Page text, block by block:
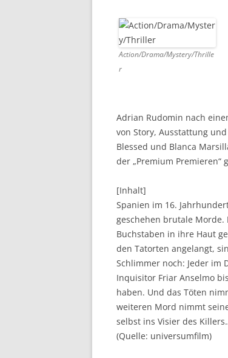
DVD (CODE 1)
HD-DVD
SONSTIGES
Action/Drama/Mystery/Thrille
r
Adrian Rudomin nach
von Story, Ausstattung
Blessed und Blanca
der „Premium
[Inhalt]
Spanien im 16.
geschehen brutale
Buchstaben in ihre Haut
den Tatorten angelangt,
Schlimmer noch: Jeder im
Inquisitor Friar Anselmo
haben. Und das Töten
weiteren Mord nimmt
selbst ins Visier des
(Quelle: universumfilm)